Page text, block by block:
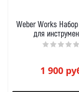
Weber Works
для
1 900